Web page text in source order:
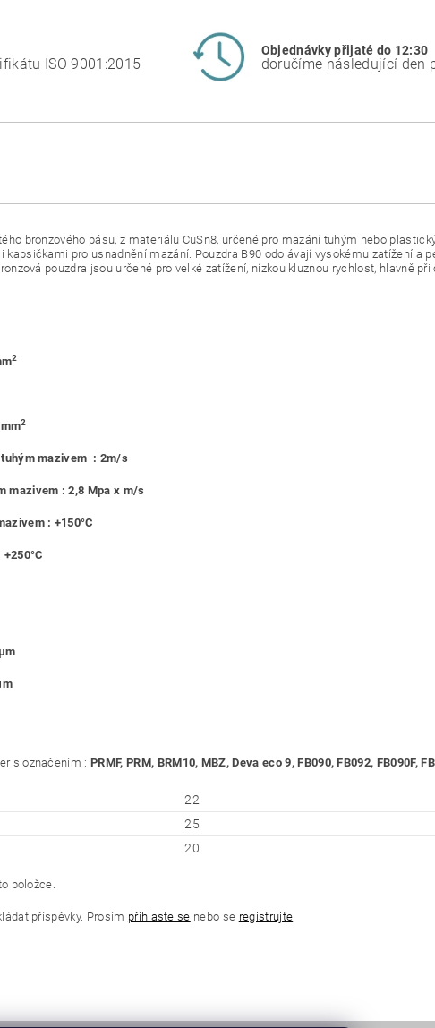
ISO 9001:2015
Objednávky přijaté do 12:30
doručíme následující den
bronzového pásu, z materiálu CuSn8, určené pro mazání tuhým nebo
pro usnadnění mazání. Pouzdra B90 odolávají vysokému zatížení a
pouzdra jsou určené pro velké zatížení, nízkou kluznou rychlost, hlavně
2
2
mazivem : 2m/s
mazivem : 2,8 Mpa x m/s
: +150°C
s označením :PRMF, PRM, BRM10, MBZ, Deva eco 9, FB090, FB092, FB090F,
22
25
20
položce.
příspěvky. Prosím přihlaste se nebo se registrujte.